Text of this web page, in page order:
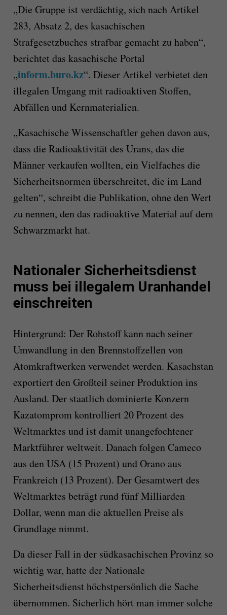
„Die Gruppe ist verdächtig, sich nach Artikel
283, Absatz 2, des kasachischen
Strafgesetzbuches strafbar gemacht zu haben“,
berichtet das kasachische Portal
„inform.buro.kz“. Dieser Artikel verbietet den
illegalen Umgang mit radioaktiven Stoffen,
Abfällen und Kernmaterialien.
„Kasachische Wissenschaftler gehen davon aus,
dass die Radioaktivität des Urans, das die
Männer verkaufen wollten, ein Vielfaches die
Sicherheitsnormen überschreitet, die im Land
gelten“, schreibt die Publikation, ohne den Wert
zu nennen, den das radioaktive Material auf dem
Schwarzmarkt hat.
Nationaler Sicherheitsdienst
muss bei illegalem Uranhandel
einschreiten
Hintergrund: Der Rohstoff kann nach seiner
Umwandlung in den Brennstoffzellen von
Atomkraftwerken verwendet werden. Kasachstan
exportiert den Großteil seiner Produktion ins
Ausland. Der staatlich dominierte Konzern
Kazatomprom kontrolliert 20 Prozent des
Weltmarktes und ist damit unangefochtener
Marktführer weltweit. Danach folgen Cameco
aus den USA (15 Prozent) und Orano aus
Frankreich (13 Prozent). Der Gesamtwert des
Weltmarktes beträgt rund fünf Milliarden
Dollar, wenn man die aktuellen Preise als
Grundlage nimmt.
Da dieser Fall in der südkasachischen Provinz so
wichtig war, hatte der Nationale
Sicherheitsdienst höchstpersönlich die Sache
übernommen. Sicherlich hört man immer solche